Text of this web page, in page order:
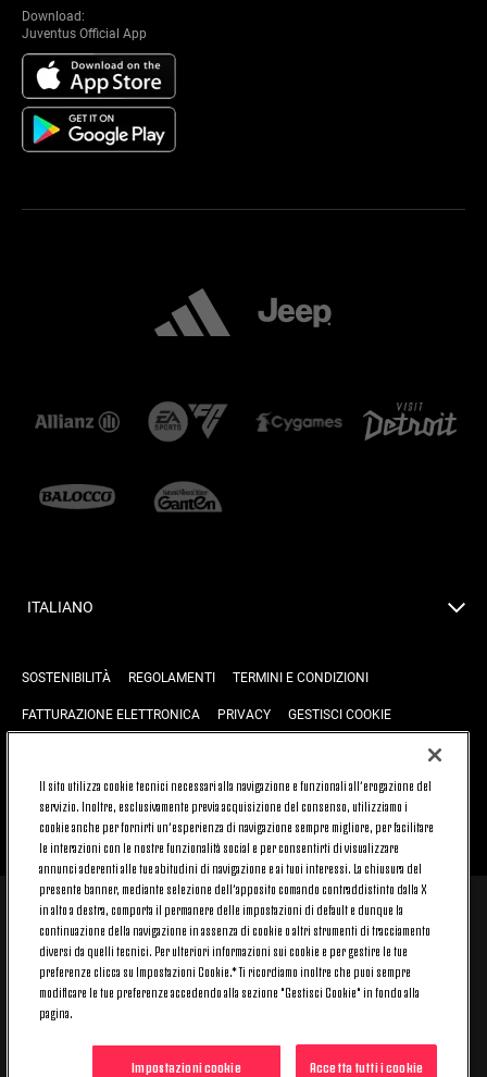
Download:
Juventus Official App
ITALIANO
SOSTENIBILITÀ REGOLAMENTI TERMINI E CONDIZIONI
FATTURAZIONE ELETTRONICA PRIVACY GESTISCI COOKIE
TORNA SU
© 2026 Juventus Football Club S.p.A.
Juventus Football Club S.p.A. Via Druento, 175 10151 Torino - Italia;
CONTACT CENTER (+39) 011.45.30.486. Il servizio è attivo dal lunedì al
venerdì (9-20) e il sabato (9-15), festivi esclusi.
Il costo del servizio varia in base al piano tariffario sottoscritto con il
proprio operatore telefonico e non prevede alcun costo aggiuntivo.
Il sito utilizza cookie tecnici necessari alla navigazione e funzionali all’erogazione del
servizio. Inoltre, esclusivamente previa acquisizione del consenso, utilizziamo i
cookie anche per fornirti un’esperienza di navigazione sempre migliore, per facilitare
le interazioni con le nostre funzionalità social e per consentirti di visualizzare
annunci aderenti alle tue abitudini di navigazione e ai tuoi interessi. La chiusura del
presente banner, mediante selezione dell’apposito comando contraddistinto dalla X
in alto a destra, comporta il permanere delle impostazioni di default e dunque la
continuazione della navigazione in assenza di cookie o altri strumenti di tracciamento
diversi da quelli tecnici. Per ulteriori informazioni sui cookie e per gestire le tue
preferenze clicca su Impostazioni Cookie.* Ti ricordiamo inoltre che puoi sempre
modificare le tue preferenze accedendo alla sezione "Gestisci Cookie" in fondo alla
pagina.
Accetta tutti i cookie
Impostazioni cookie